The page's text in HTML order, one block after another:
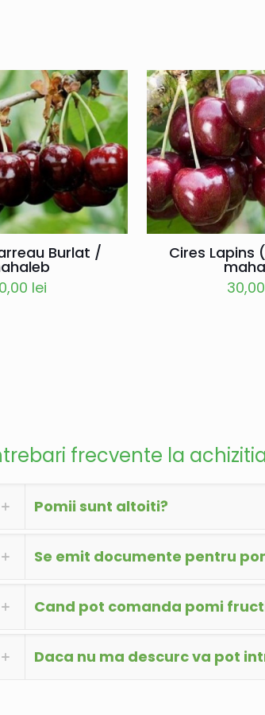
Burlat /
lei
Cires
30,00
frecvente la
Pomii sunt altoiti?
Se emit documente pentru
Cand pot comanda pomi
Daca nu ma descurc va pot